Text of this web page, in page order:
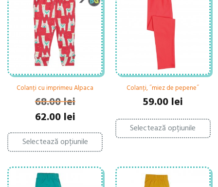
Colanți cu imprimeu Alpaca
68.00lei
Prețul
inițial
a
fost:
68.00 lei.
62.00 leiPrețul
curent
este:
62.00 lei.
Selectează opțiunile
Acest
produs
are
multe
variații.
Opțiunile
Colanți, ˝miez de pepene˝
59.00 lei
Selectează opțiunile